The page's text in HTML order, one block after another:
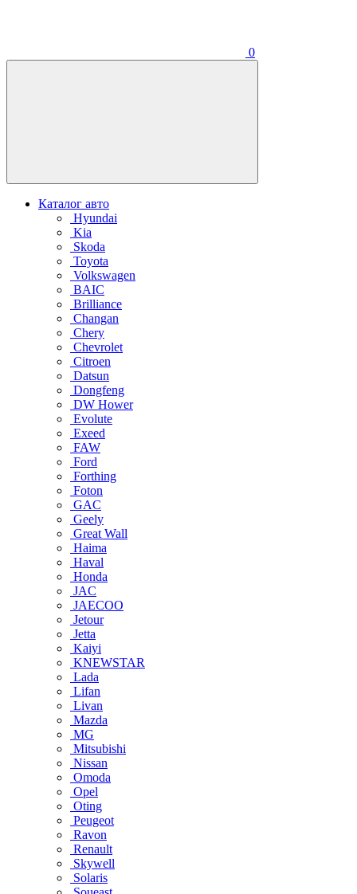
0
Каталог авто
Hyundai
Kia
Skoda
Toyota
Volkswagen
BAIC
Brilliance
Changan
Chery
Chevrolet
Citroen
Datsun
Dongfeng
DW Hower
Evolute
Exeed
FAW
Ford
Forthing
Foton
GAC
Geely
Great Wall
Haima
Haval
Honda
JAC
JAECOO
Jetour
Jetta
Kaiyi
KNEWSTAR
Lada
Lifan
Livan
Mazda
MG
Mitsubishi
Nissan
Omoda
Opel
Oting
Peugeot
Ravon
Renault
Skywell
Solaris